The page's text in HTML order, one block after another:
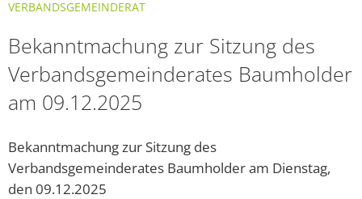
VERBANDSGEMEINDERAT
Bekanntmachung zur Sitzung des
Verbandsgemeinderates Baumholder
am 09.12.2025
Bekanntmachung zur Sitzung des
Verbandsgemeinderates Baumholder am Dienstag,
den 09.12.2025